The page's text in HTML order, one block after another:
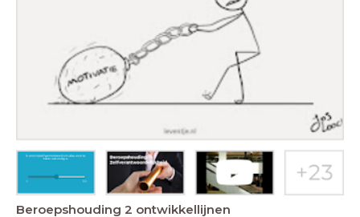
Beroepshouding 2 ontwikkellijnen